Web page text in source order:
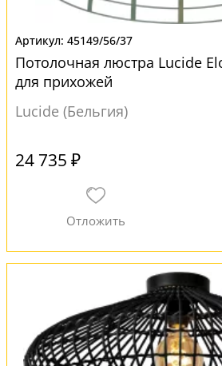
45149/56/37
Потолочная люстра Lucide
для прихожей
Lucide (Бельгия)
24 735 ₽